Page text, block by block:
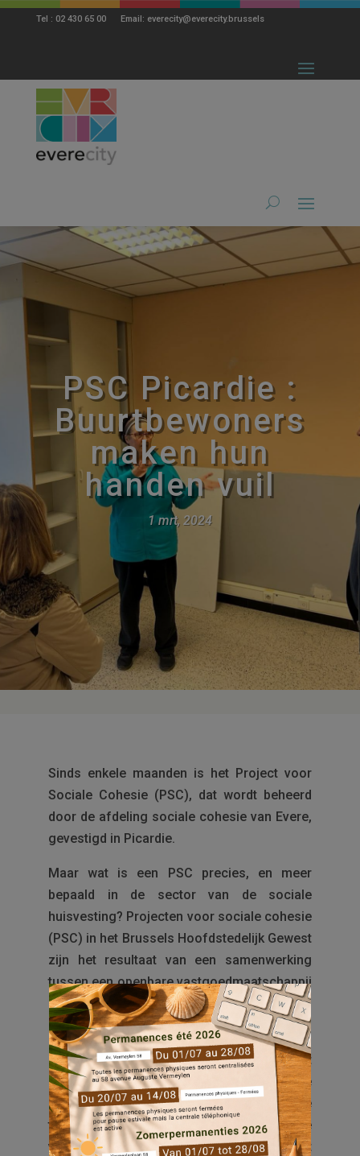
Tel : 02 430 65 00 Email: everecity@everecity.brussels
PSC Picardie :
Buurtbewoners
maken hun
handen vuil
1 mrt, 2024
Sinds enkele maanden is het Project voor
Sociale Cohesie (PSC), dat wordt beheerd
door de afdeling sociale cohesie van Evere,
gevestigd in Picardie.
Maar wat is een PSC precies, en meer
bepaald in de sector van de sociale
huisvesting? Projecten voor sociale cohesie
(PSC) in het Brussels Hoofdstedelijk Gewest
zijn het resultaat van een samenwerking
tussen een openbare vastgoedmaatschappij
(OVM) zoals Everecity, een vzw en soms
een gemeente.
In de wijken van Everecity hebben we het
geluk om 2 PCS te hebben: de eerste is de
Là Haut PCS (gelegen in de Platowijk) en de
tweede is de Picardie PCS (gelegen aan de
voet van het Picardiegebouw op nr. 96). Het
modal-check